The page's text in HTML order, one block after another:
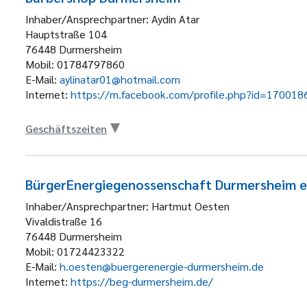
Inhaber/Ansprechpartner: Aydin Atar
Hauptstraße 104
76448 Durmersheim
Mobil: 01784797860
E-Mail: aylinatar01@hotmail.com
Internet: https://m.facebook.com/
Geschäftszeiten
BürgerEnergiegenossenschaft Durmersheim
Inhaber/Ansprechpartner: Hartmut Oesten
Vivaldistraße 16
76448 Durmersheim
Mobil: 01724423322
E-Mail: h.oesten@buergerenergie-durmersheim.de
Internet: https://beg-durmersheim.de/